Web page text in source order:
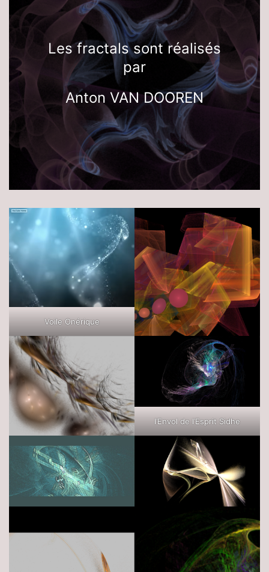
Les fractals sont réalisés
par
Anton VAN DOOREN
Voile Onérique
l’Envol de l’Esprit Sidhe